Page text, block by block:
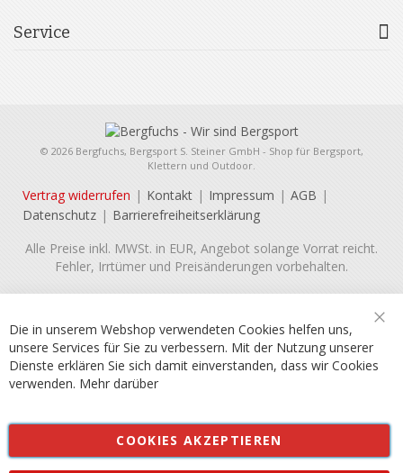
Service
© 2026 Bergfuchs, Bergsport S. Steiner GmbH - Shop für Bergsport,
Klettern und Outdoor.
Vertrag widerrufen Kontakt Impressum
AGB
Datenschutz
Barrierefreiheitserklärung
Alle Preise inkl. MWSt. in EUR, Angebot solange Vorrat reicht.
Fehler, Irrtümer und Preisänderungen vorbehalten.
Die in unserem Webshop verwendeten Cookies helfen uns,
unsere Services für Sie zu verbessern. Mit der Nutzung unserer
Dienste erklären Sie sich damit einverstanden, dass wir Cookies
verwenden. Mehr darüber
COOKIES AKZEPTIEREN